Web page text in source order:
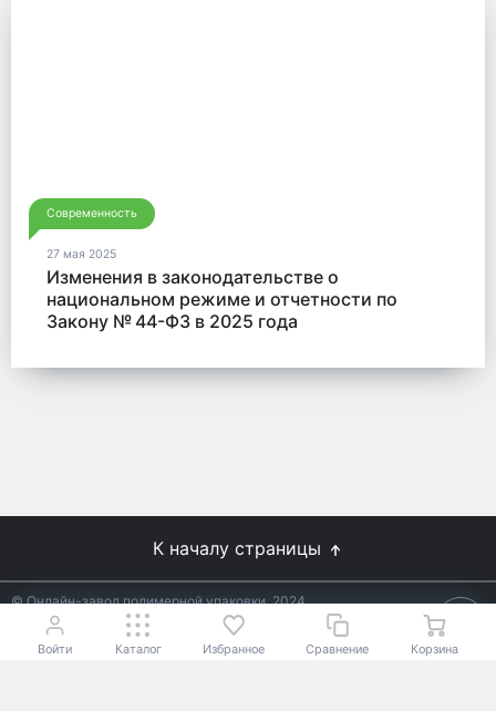
Современность
27 мая 2025
Изменения в законодательстве о
национальном режиме и отчетности по
Закону № 44-ФЗ в 2025 года
К началу страницы
© Онлайн-завод полимерной упаковки, 2024
Не является публичной офертой.Условия уточняйте у
менеджеров.
Войти Каталог Избранное Сравнение Корзина